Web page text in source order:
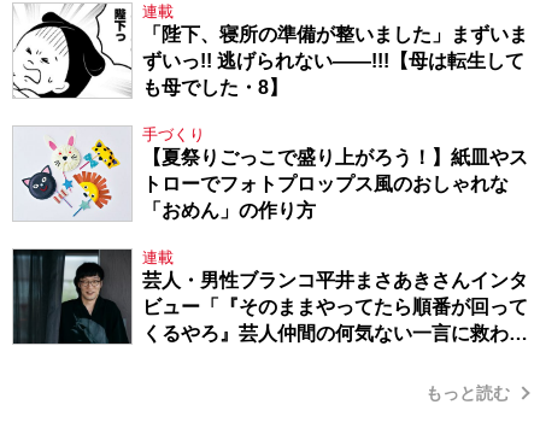
連載
「陛下、寝所の準備が整いました」まずいま
ずいっ!! 逃げられない――!!!【母は転生して
も母でした・8】
手づくり
【夏祭りごっこで盛り上がろう！】紙皿やス
トローでフォトプロップス風のおしゃれな
「おめん」の作り方
連載
芸人・男性ブランコ平井まさあきさんインタ
ビュー「『そのままやってたら順番が回って
くるやろ』芸人仲間の何気ない一言に救われ
もっと読む